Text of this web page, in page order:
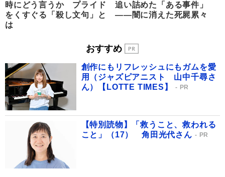
時にどう言うか プライド
をくすぐる「殺し文句」と
は
追い詰めた「ある事件」
――闇に消えた死屍累々
おすすめ
創作にもリフレッシュにもガムを愛
用（ジャズピアニスト 山中千尋さ
ん）【LOTTE TIMES】
PR
【特別読物】「救うこと、救われる
こと」（17） 角田光代さん
PR